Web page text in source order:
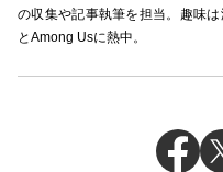
の収集や記事執筆を担当。趣味
とAmong Usに熱中。